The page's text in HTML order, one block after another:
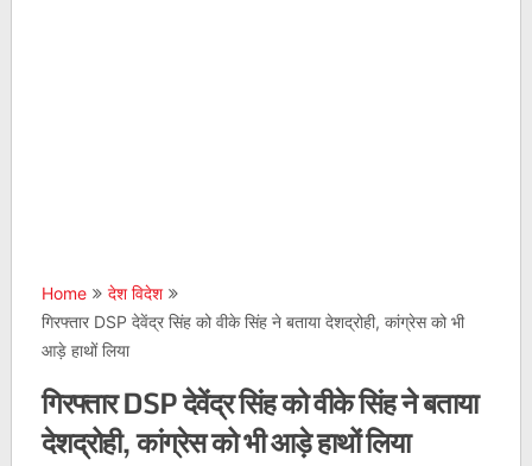
Home
देश विदेश
गिरफ्तार DSP देवेंद्र सिंह को वीके सिंह ने बताया देशद्रोही, कांग्रेस को भी
आड़े हाथों लिया
गिरफ्तार DSP देवेंद्र सिंह को वीके सिंह ने बताया
देशद्रोही, कांग्रेस को भी आड़े हाथों लिया